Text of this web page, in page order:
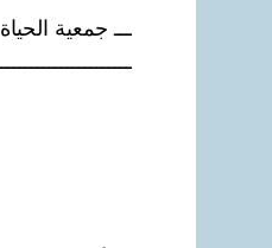
ـــ جمعية الحياة